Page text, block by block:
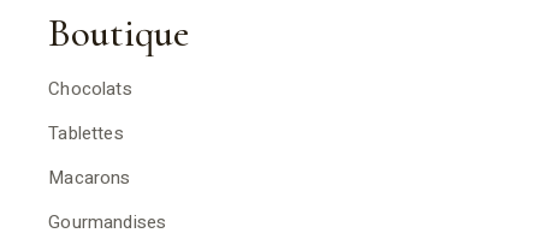
Boutique
Chocolats
Tablettes
Macarons
Gourmandises